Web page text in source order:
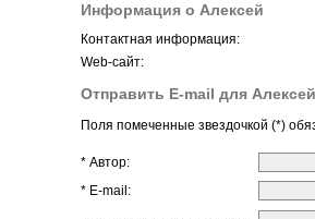
Информация о Алексей
Контактная информация:
Web-сайт:
Отправить E-mail для Алексей
Поля помеченные звездочкой (*)
* Автор:
* E-mail: